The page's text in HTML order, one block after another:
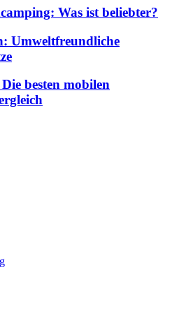
Was ist beliebter?
Umweltfreundliche
besten mobilen